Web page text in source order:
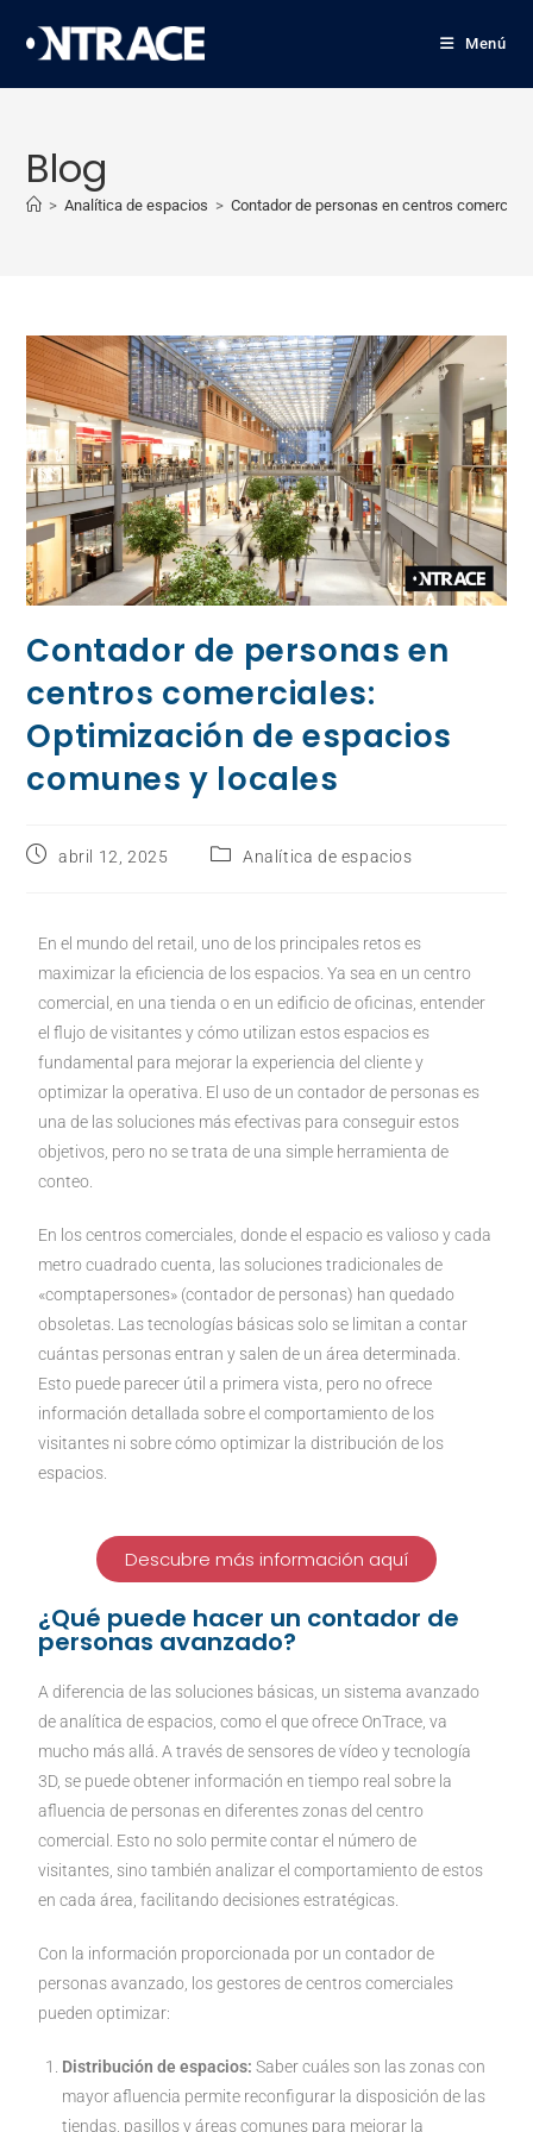
Menú
Blog
> Analítica de espacios > Contador de personas en centros
Contador de personas en
centros comerciales:
Optimización de espacios
comunes y locales
abril 12, 2025 Analítica de espacios
En el mundo del retail, uno de los principales retos es
maximizar la eficiencia de los espacios. Ya sea en un centro
comercial, en una tienda o en un edificio de oficinas, entender
el flujo de visitantes y cómo utilizan estos espacios es
fundamental para mejorar la experiencia del cliente y
optimizar la operativa. El uso de un contador de personas es
una de las soluciones más efectivas para conseguir estos
objetivos, pero no se trata de una simple herramienta de
conteo.
En los centros comerciales, donde el espacio es valioso y cada
metro cuadrado cuenta, las soluciones tradicionales de
«comptapersones» (contador de personas) han quedado
obsoletas. Las tecnologías básicas solo se limitan a contar
cuántas personas entran y salen de un área determinada.
Esto puede parecer útil a primera vista, pero no ofrece
información detallada sobre el comportamiento de los
visitantes ni sobre cómo optimizar la distribución de los
espacios.
Descubre más información aquí
¿Qué puede hacer un contador de
personas avanzado?
A diferencia de las soluciones básicas, un sistema avanzado
de analítica de espacios, como el que ofrece OnTrace, va
mucho más allá. A través de sensores de vídeo y tecnología
3D, se puede obtener información en tiempo real sobre la
afluencia de personas en diferentes zonas del centro
comercial. Esto no solo permite contar el número de
visitantes, sino también analizar el comportamiento de estos
en cada área, facilitando decisiones estratégicas.
Con la información proporcionada por un contador de
personas avanzado, los gestores de centros comerciales
pueden optimizar:
Distribución de espacios: Saber cuáles son las zonas con
mayor afluencia permite reconfigurar la disposición de las
tiendas, pasillos y áreas comunes para mejorar la